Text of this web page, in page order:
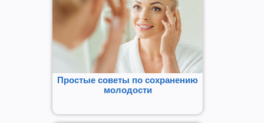
Простые советы по сохранению
молодости